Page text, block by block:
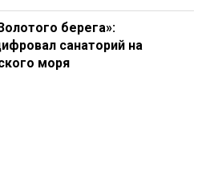
берега»:
санаторий на
моря